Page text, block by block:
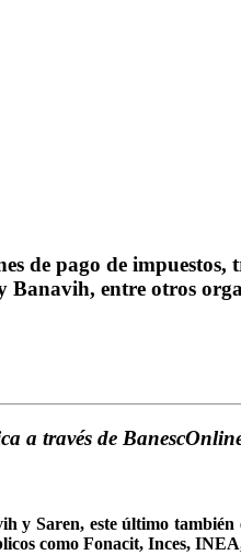
de pago de
Banavih, entre otros
través de
y Saren, este último
como Fonacit, Inces,